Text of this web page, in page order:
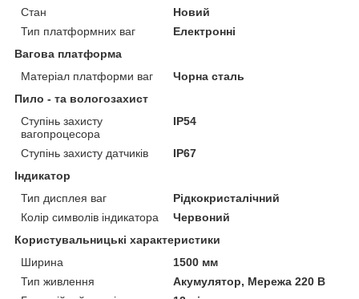
Стан
Новий
Тип платформних ваг
Електронні
Вагова платформа
Матеріал платформи ваг
Чорна сталь
Пило - та вологозахист
Ступінь захисту
вагопроцесора
IP54
Ступінь захисту датчиків
IP67
Індикатор
Тип дисплея ваг
Рідкокристалічний
Колір символів індикатора
Червоний
Користувальницькі характеристики
Ширина
1500 мм
Тип живлення
Акумулятор, Мережа 220 В